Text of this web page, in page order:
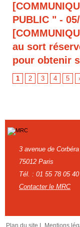
PUBLIC " -
au sort
pour obtenir
1 2 3 4 5
3 avenue de Corbéra
75012 Paris
Tél. : 01 55 78 05 40
Contacter le MRC
Plan du site I Mentions